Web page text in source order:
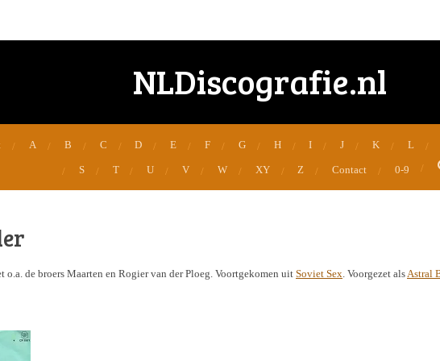
NLDiscografie.nl
A B C D E F G H I J K L
S T U V W XY Z Contact 0-9
o.a. de broers Maarten en Rogier van der Ploeg. Voortgekomen uit Soviet Sex. Voorgezet alsAstral